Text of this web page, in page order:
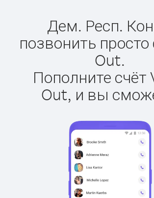
Дем. Респ.
позвонить
Out.
Пополните счёт
Out, и вы